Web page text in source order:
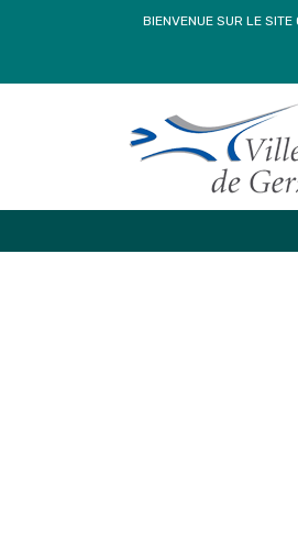
BIENVENUE SUR LE